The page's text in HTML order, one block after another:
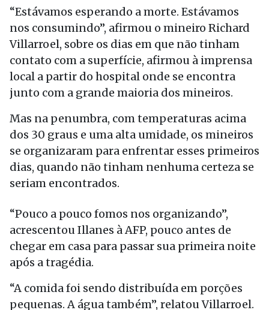
“Estávamos esperando a morte. Estávamos
nos consumindo”, afirmou o mineiro Richard
Villarroel, sobre os dias em que não tinham
contato com a superfície, afirmou à imprensa
local a partir do hospital onde se encontra
junto com a grande maioria dos mineiros.
Mas na penumbra, com temperaturas acima
dos 30 graus e uma alta umidade, os mineiros
se organizaram para enfrentar esses primeiros
dias, quando não tinham nenhuma certeza se
seriam encontrados.
“Pouco a pouco fomos nos organizando”,
acrescentou Illanes à AFP, pouco antes de
chegar em casa para passar sua primeira noite
após a tragédia.
“A comida foi sendo distribuída em porções
pequenas. A água também”, relatou Villarroel.